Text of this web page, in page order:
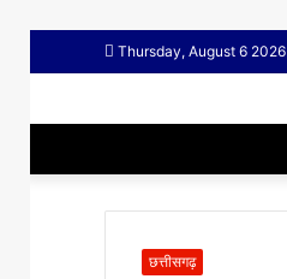
Thursday, August 6 2026
छत्तीसगढ़